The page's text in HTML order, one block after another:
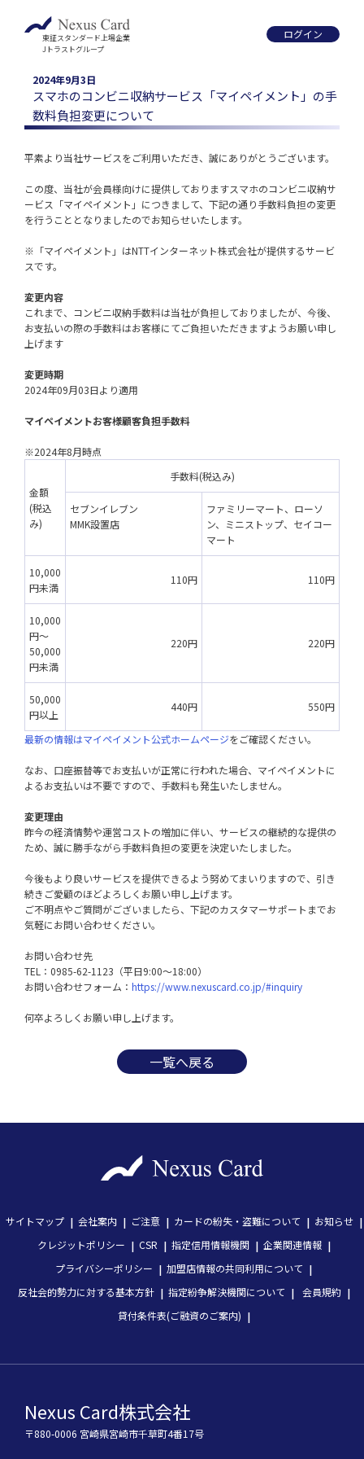
東証スタンダード上場企業
Jトラストグループ
ログイン
2024年9月3日
スマホのコンビニ収納サービス「マイペイメント」の手
数料負担変更について
平素より当社サービスをご利用いただき、誠にありがとうございます。
この度、当社が会員様向けに提供しておりますスマホのコンビニ収納サ
ービス「マイペイメント」につきまして、下記の通り手数料負担の変更
を行うこととなりましたのでお知らせいたします。
※「マイペイメント」はNTTインターネット株式会社が提供するサービ
スです。
変更内容
これまで、コンビニ収納手数料は当社が負担しておりましたが、今後、
お支払いの際の手数料はお客様にてご負担いただきますようお願い申し
上げます
変更時期
2024年09月03日より適用
マイペイメントお客様顧客負担手数料
※2024年8月時点
金額
(税込
み)
手数料(税込み)
セブンイレブン
MMK設置店
ファミリーマート、ローソ
ン、ミニストップ、セイコー
マート
10,000
円未満
110円 110円
10,000
円～
50,000
円未満
220円 220円
50,000
円以上
440円 550円
最新の情報はマイペイメント公式ホームページをご確認ください。
なお、口座振替等でお支払いが正常に行われた場合、マイペイメントに
よるお支払いは不要ですので、手数料も発生いたしません。
変更理由
昨今の経済情勢や運営コストの増加に伴い、サービスの継続的な提供の
ため、誠に勝手ながら手数料負担の変更を決定いたしました。
今後もより良いサービスを提供できるよう努めてまいりますので、引き
続きご愛顧のほどよろしくお願い申し上げます。
ご不明点やご質問がございましたら、下記のカスタマーサポートまでお
気軽にお問い合わせください。
お問い合わせ先
TEL：0985-62-1123（平日9:00～18:00）
お問い合わせフォーム： https://www.nexuscard.co.jp/#inquiry
何卒よろしくお願い申し上げます。
一覧へ戻る
サイトマップ 会社案内 ご注意 カードの紛失・盗難について
お知らせ
クレジットポリシー
CSR 指定信用情報機関
企業関連情報
プライバシーポリシー
加盟店情報の共同利用について
反社会的勢力に対する基本方針
指定紛争解決機関について
会員規約
貸付条件表(ご融資のご案内)
Nexus Card株式会社
〒880-0006 宮崎県宮崎市千草町4番17号